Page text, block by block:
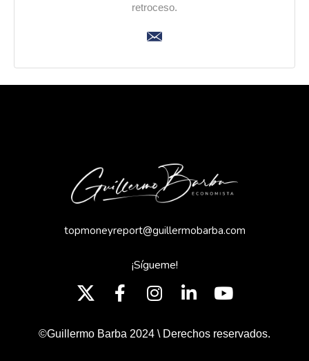
retroceso.
topmoneyreport@guillermobarba.com
¡Sígueme!
©Guillermo Barba 2024 \ Derechos reservados.